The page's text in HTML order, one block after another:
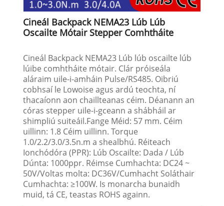
Cineál Backpack NEMA23 Lúb Lúb
Oscailte Mótair Stepper Comhtháite
Cineál Backpack NEMA23 Lúb lúb oscailte lúb
lúibe comhtháite mótair. Clár próiseála
aláraim uile-i-amháin Pulse/RS485. Oibriú
cobhsaí le Lowoise agus ardú teochta, ní
thacaíonn aon chaillteanas céim. Déanann an
córas stepper uile-i-gceann a shábháil ar
shimpliú suiteáil.Fange Méid: 57 mm. Céim
uillinn: 1.8 Céim uillinn. Torque
1.0/2.2/3.0/3.5n.m a shealbhú. Réiteach
Ionchódóra (PPR): Lúb Oscailte: Dada / Lúb
Dúnta: 1000ppr. Réimse Cumhachta: DC24 ~
50V/Voltas molta: DC36V/Cumhacht Soláthair
Cumhachta: ≥100W. Is monarcha bunaidh
muid, tá CE, teastas ROHS againn.